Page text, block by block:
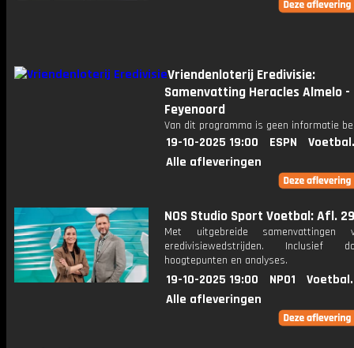
Vriendenloterij Eredivisie:
Samenvatting Heracles Almelo -
Feyenoord
Van dit programma is geen informatie
19-10-2025 19:00 ESPN
Alle afleveringen
NOS Studio Sport Voetbal: Afl. 29
Met uitgebreide samenvattingen
eredivisiewedstrijden. Inclusief
hoogtepunten en analyses.
19-10-2025 19:00 NPO1
Alle afleveringen